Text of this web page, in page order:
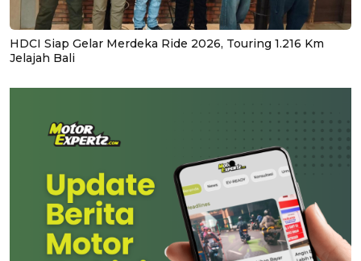
HDCI Siap Gelar Merdeka Ride 2026, Touring 1.216 Km
Jelajah Bali